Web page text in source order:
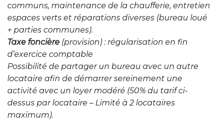
communs, maintenance de la chaufferie, entretien
espaces verts et réparations diverses (bureau loué
+ parties communes).
Taxe foncière (provision) : régularisation en fin
d’exercice comptable
Possibilité de partager un bureau avec un autre
locataire afin de démarrer sereinement une
activité avec un loyer modéré (50% du tarif ci-
dessus par locataire – Limité à 2 locataires
maximum).